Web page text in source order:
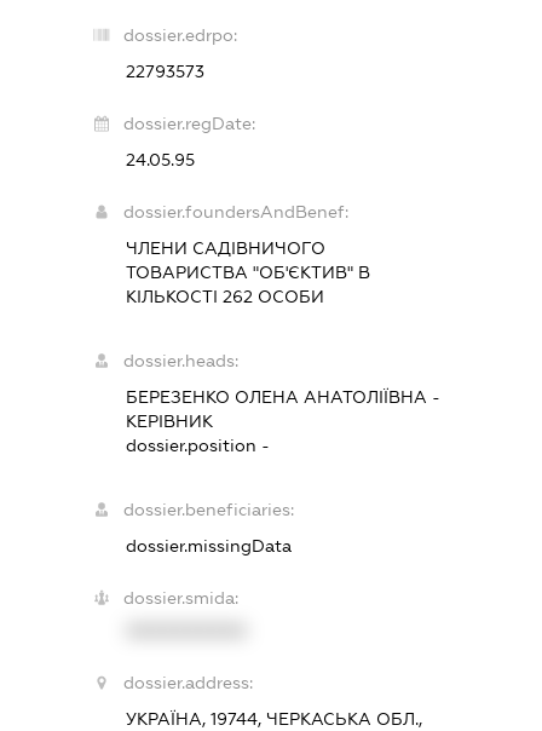
dossier.edrpo:
22793573
dossier.regDate:
24.05.95
dossier.foundersAndBenef:
ЧЛЕНИ САДІВНИЧОГО
ТОВАРИСТВА "ОБ'ЄКТИВ" В
КІЛЬКОСТІ 262 ОСОБИ
dossier.heads:
БЕРЕЗЕНКО ОЛЕНА АНАТОЛІЇВНА -
КЕРІВНИК
dossier.position -
dossier.beneficiaries:
dossier.missingData
dossier.smida:
dossier.address:
УКРАЇНА, 19744, ЧЕРКАСЬКА ОБЛ.,